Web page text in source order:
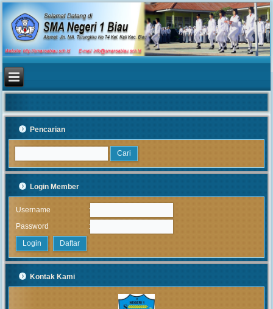
Pencarian
Login Member
Username
:
Password
:
Kontak Kami